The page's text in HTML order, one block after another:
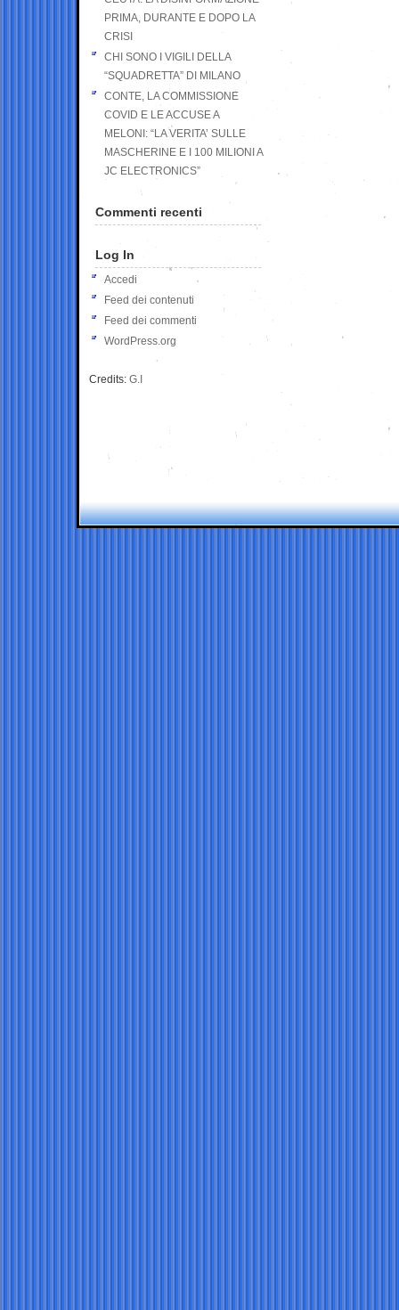
PRIMA, DURANTE E DOPO LA
CRISI
CHI SONO I VIGILI DELLA
“SQUADRETTA” DI MILANO
CONTE, LA COMMISSIONE
COVID E LE ACCUSE A
MELONI: “LA VERITA’ SULLE
MASCHERINE E I 100 MILIONI A
JC ELECTRONICS”
Commenti recenti
Log In
Accedi
Feed dei contenuti
Feed dei commenti
WordPress.org
Credits: G.I